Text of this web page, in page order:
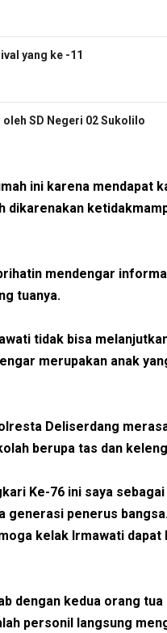
yang ke -11
SD Negeri 02 Sukolilo
ini karena mendapat
mendengar
tuanya.
tidak bisa
merupakan anak
Deliserdang
berupa tas dan
Ke-76 ini saya
generasi penerus
kelak Irmawati
dengan kedua orang
personil langsung